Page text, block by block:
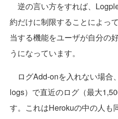
逆の言い方をすれば、
約だけに制限することによっ
当する機能をユーザが自分の
うになっています。
ログAdd-onを入れない場合
logs）で直近のログ（最大
す。これはHerokuの中の人も